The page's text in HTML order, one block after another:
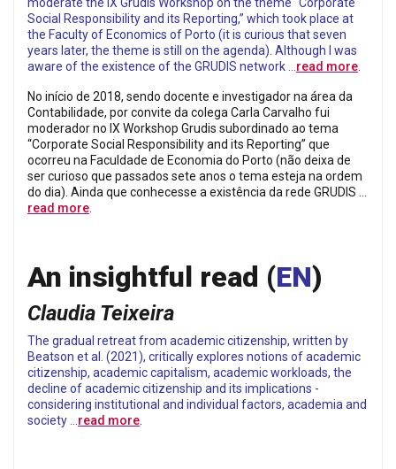
moderate the IX Grudis Workshop on the theme “Corporate
Social Responsibility and its Reporting,” which took place at
the Faculty of Economics of Porto (it is curious that seven
years later, the theme is still on the agenda). Although I was
aware of the existence of the GRUDIS network …read more.
No início de 2018, sendo docente e investigador na área da
Contabilidade, por convite da colega Carla Carvalho fui
moderador no IX Workshop Grudis subordinado ao tema
“Corporate Social Responsibility and its Reporting” que
ocorreu na Faculdade de Economia do Porto (não deixa de
ser curioso que passados sete anos o tema esteja na ordem
do dia). Ainda que conhecesse a existência da rede GRUDIS …
read more.
An insightful read (EN)
Claudia Teixeira
The gradual retreat from academic citizenship, written by
Beatson et al. (2021), critically explores notions of academic
citizenship, academic capitalism, academic workloads, the
decline of academic citizenship and its implications -
considering institutional and individual factors, academia and
society …read more.